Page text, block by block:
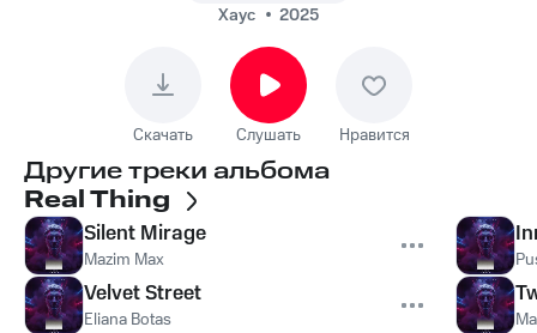
Хаус
2025
Скачать Слушать Нравится
Другие треки альбома
Real Thing
Silent Mirage
Mazim Max
Velvet Street
Eliana Botas